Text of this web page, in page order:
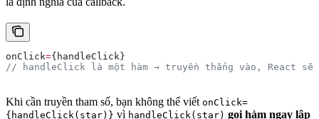
onClick={ handleClick}
// handleClick là một hàm → truyền thẳng vào, React
Khi cần truyền tham số, bạn không thể viết onClick=
{handleClick(star)} vì handleClick(star) gọi hàm ngay lập